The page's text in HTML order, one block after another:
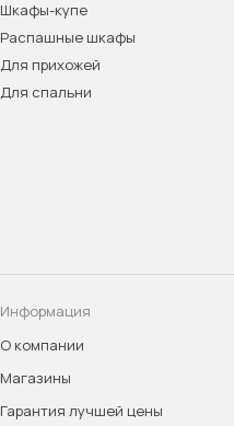
Шкафы-купе
Распашные шкафы
Для прихожей
Для спальни
Информация
О компании
Магазины
Гарантия лучшей цены